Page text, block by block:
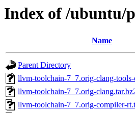
Index of /ubuntu/
Name
Parent Directory
llvm-toolchain-7_7.orig-clang-tools-
llvm-toolchain-7_7.orig-
llvm-toolchain-7_7.orig-compiler-